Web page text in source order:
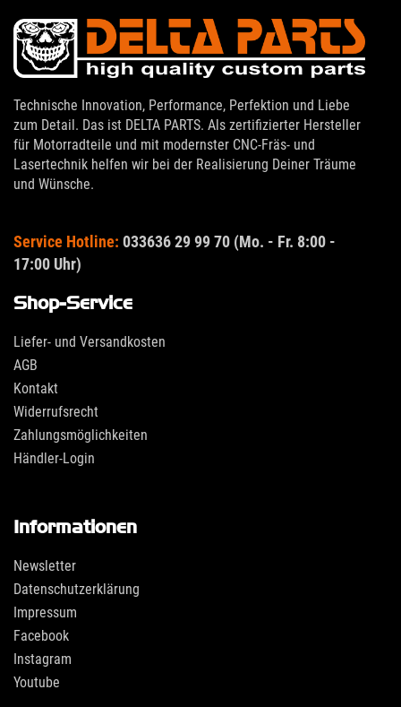
Technische Innovation, Performance, Perfektion und Liebe
zum Detail. Das ist DELTA PARTS. Als zertifizierter Hersteller
für Motorradteile und mit modernster CNC-Fräs- und
Lasertechnik helfen wir bei der Realisierung Deiner Träume
und Wünsche.
Service Hotline: 033636 29 99 70 (Mo. - Fr. 8:00 -
17:00 Uhr)
Shop-Service
Liefer- und Versandkosten
AGB
Kontakt
Widerrufsrecht
Zahlungsmöglichkeiten
Händler-Login
Informationen
Newsletter
Datenschutzerklärung
Impressum
Facebook
Instagram
Youtube